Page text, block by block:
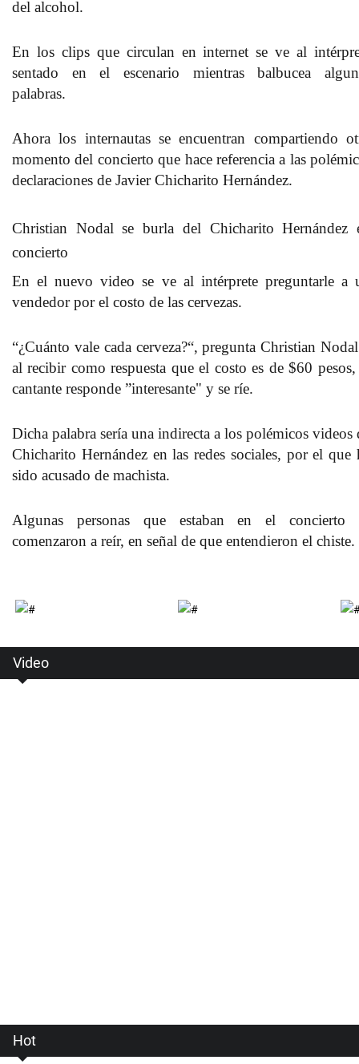
del alcohol.
En los clips que circulan en internet se ve al
sentado en el escenario mientras balbucea
palabras.
Ahora los internautas se encuentran compartiendo
momento del concierto que hace referencia a las
declaraciones de Javier Chicharito Hernández.
Christian Nodal se burla del Chicharito Hernández
concierto
En el nuevo video se ve al intérprete preguntarle a
vendedor por el costo de las cervezas.
“¿Cuánto vale cada cerveza?“, pregunta Christian
al recibir como respuesta que el costo es de $60
cantante responde ”interesante" y se ríe.
Dicha palabra sería una indirecta a los polémicos videos
Chicharito Hernández en las redes sociales, por el que
sido acusado de machista.
Algunas personas que estaban en el concierto
comenzaron a reír, en señal de que entendieron el chiste.
Video
Hot